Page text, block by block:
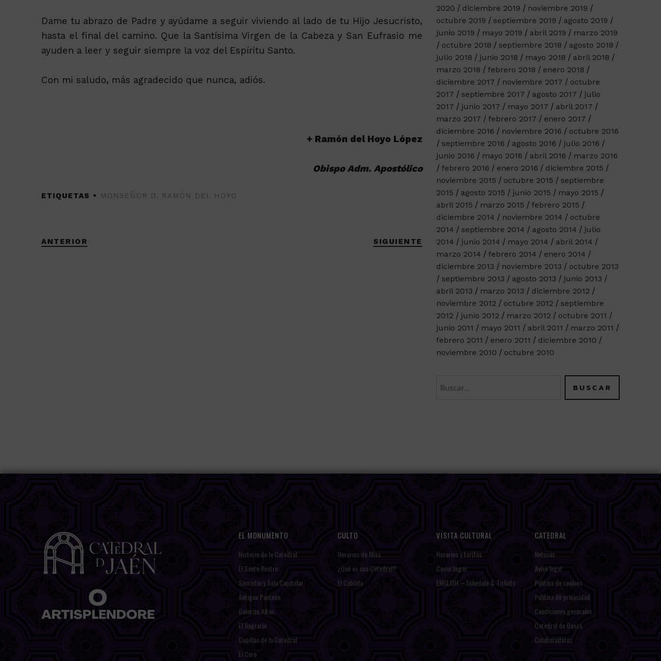
Dame tu abrazo de Padre y ayúdame a seguir viviendo al lado de tu Hijo Jesucristo,
hasta el final del camino. Que la Santísima Virgen de la Cabeza y San Eufrasio me
ayuden a leer y seguir siempre la voz del Espíritu Santo.
Con mi saludo, más agradecido que nunca, adiós.
+ Ramón del Hoyo López
Obispo Adm. Apostólico
ETIQUETAS MONSEÑOR D. RAMÓN DEL HOYO
ANTERIOR SIGUIENTE
2020
diciembre 2019
noviembre 2019
octubre 2019
septiembre 2019
agosto 2019
junio 2019
mayo 2019 abril 2019
marzo 2019
octubre 2018
septiembre 2018
agosto 2018
julio 2018
junio 2018 mayo 2018
abril 2018
marzo 2018
febrero 2018
enero 2018
diciembre 2017
noviembre 2017
octubre
2017
septiembre 2017 agosto 2017
julio
2017
junio 2017 mayo 2017
abril 2017
marzo 2017
febrero 2017
enero 2017
diciembre 2016
noviembre 2016
octubre 2016
septiembre 2016
agosto 2016
julio 2016
junio 2016
mayo 2016 abril 2016
marzo 2016
febrero 2016
enero 2016
diciembre 2015
noviembre 2015
octubre 2015
septiembre
2015
agosto 2015 junio 2015
mayo 2015
abril 2015
marzo 2015
febrero 2015
diciembre 2014
noviembre 2014
octubre
2014
septiembre 2014 agosto 2014
julio
2014
junio 2014 mayo 2014
abril 2014
marzo 2014
febrero 2014
enero 2014
diciembre 2013
noviembre 2013
octubre 2013
septiembre 2013
agosto 2013
junio 2013
abril 2013
marzo 2013
diciembre 2012
noviembre 2012
octubre 2012
septiembre
2012
junio 2012 marzo 2012
octubre 2011
junio 2011
mayo 2011 abril 2011
marzo 2011
febrero 2011
enero 2011
diciembre 2010
noviembre 2010
octubre 2010
EL MONUMENTO
Historia de la Catedral
El Santo Rostro
Sacristía y Sala Capitular
Antiguo Panteón
Galerías Altas
El Sagrario
Capillas de la Catedral
El Coro
CULTO
Horarios de Misa
¿Qué es una Catedral?
El Cabildo
VISITA CULTURAL
Horarios y tarifas
Cómo llegar
ENGLISH – Schedule & Tickets
CATEDRAL
Noticias
Aviso legal
Política de cookies
Política de privacidad
Condiciones generales
Catedral de Baeza
Colaboradores